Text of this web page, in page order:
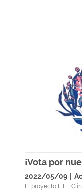
¡Vota por
2022/05/09
El proyecto LIFE